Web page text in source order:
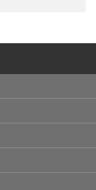
用いたしま
提供、医療関
関、検査機関